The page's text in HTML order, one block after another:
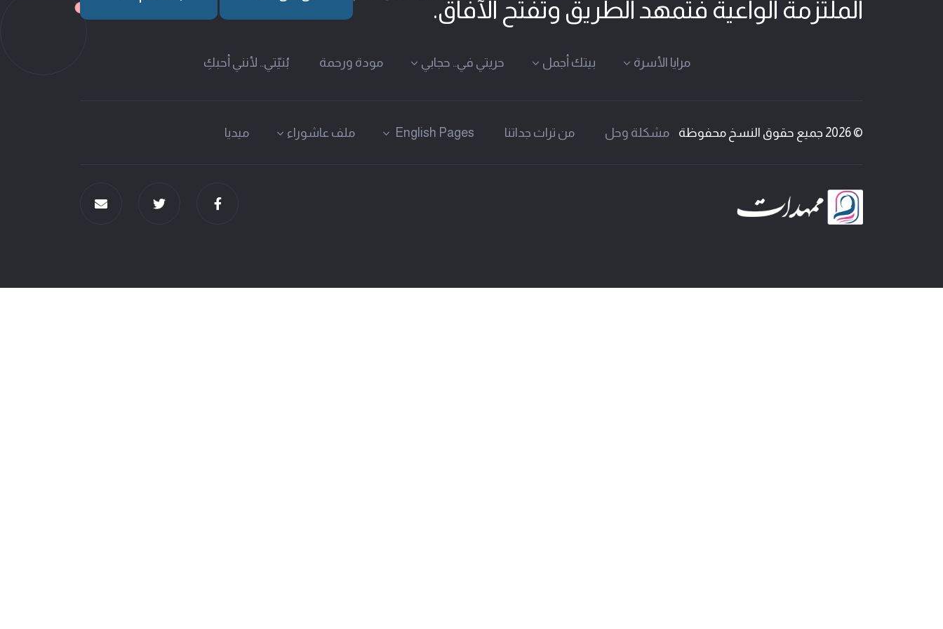
مرايا الأسرة بيتك أجمل حريتي في.. حجابي مودة ورحمة بُنيّتي.. لأنني أحبكِ
مشكلة وحل من تراث جداتنا English Pages ملف عاشوراء ميديا
الملتزمة الواعية فتمهد الطريق وتفتح الآفاق.
© 2026 جميع حقوق النسخ محفوظة